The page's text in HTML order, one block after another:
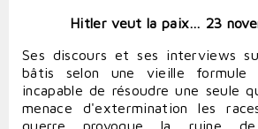
Hitler veut la paix… 23
Ses discours et ses interviews
bâtis selon une vieille
incapable de résoudre une seule
menace d'extermination les
guerre provoque la ruine